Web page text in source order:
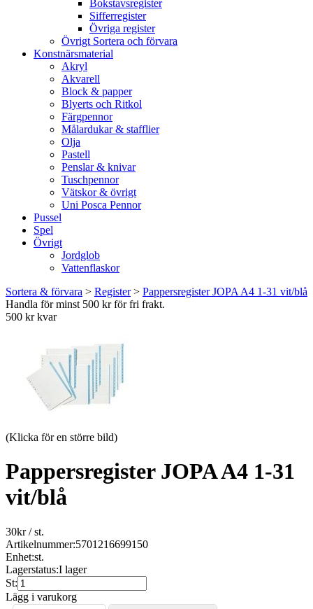
Bokstavsregister
Sifferregister
Övriga register
Övrigt Sortera och förvara
Konstnärsmaterial
Akryl
Akvarell
Block & papper
Blyerts och Ritkol
Färgpennor
Målardukar & stafflier
Olja
Pastell
Penslar & knivar
Tuschpennor
Vätskor & övrigt
Uni Posca Pennor
Pussel
Spel
Övrigt
Jordglob
Vattenflaskor
Sortera & förvara > Register> Pappersregister JOPA A4 1-31 vit/blå
Handla för minst 500 kr för fri frakt.
500 kr kvar
(Klicka för en större bild)
Pappersregister JOPA A4 1-31
vit/blå
30kr/ st.
Artikelnummer:5701216699150
Enhet:st.
Lagerstatus:I lager
St:
Lägg i varukorg